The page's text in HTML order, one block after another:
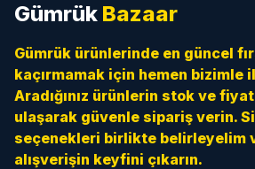
Gümrük Bazaar
Gümrük ürünlerinde en güncel
kaçırmamak için hemen bizimle
Aradığınız ürünlerin stok ve
ulaşarak güvenle sipariş verin.
seçenekleri birlikte belirleyelim
alışverişin keyfini çıkarın.